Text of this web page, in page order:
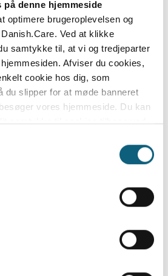
denne hjemmeside
optimere brugeroplevelsen og
Ved at klikke
samtykke til, at vi og tredjeparter
Afviser du cookies,
cookie hos dig, som
du slipper for at møde banneret
vores hjemmeside. Du kan
samtykke til cookies tilbage ved
og cookiepolitik
Naomi Pagh, har opsagt sin